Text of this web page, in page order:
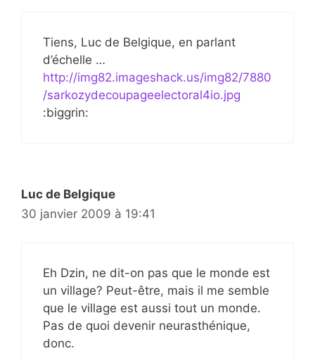
Tiens, Luc de Belgique, en parlant
d’échelle …
http://img82.imageshack.us/img82/7880
/sarkozydecoupageelectoral4io.jpg
:biggrin:
Luc de Belgique
30 janvier 2009 à 19:41
Eh Dzin, ne dit-on pas que le monde est
un village? Peut-être, mais il me semble
que le village est aussi tout un monde.
Pas de quoi devenir neurasthénique,
donc.